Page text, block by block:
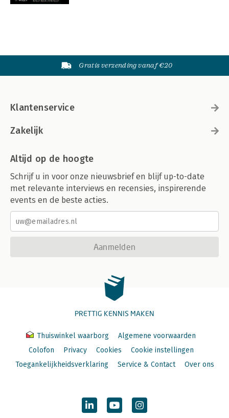
Gratis verzending vanaf €20
Klantenservice
Zakelijk
Altijd op de hoogte
Schrijf u in voor onze nieuwsbrief en blijf up-to-date
met relevante interviews en recensies, inspirerende
events en de beste acties.
Aanmelden
PRETTIG KENNIS MAKEN
Thuiswinkel waarborg
Algemene voorwaarden
Colofon
Privacy Cookies
Cookie instellingen
Toegankelijkheidsverklaring
Service & Contact Over ons